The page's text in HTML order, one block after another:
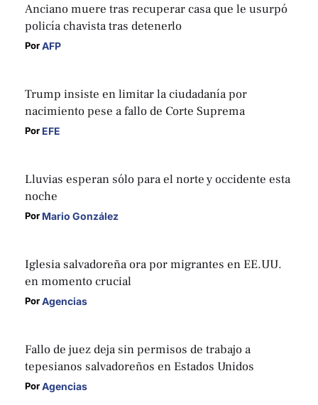
Anciano muere tras recuperar casa que le usurpó
policía chavista tras detenerlo
Por AFP
Trump insiste en limitar la ciudadanía por
nacimiento pese a fallo de Corte Suprema
Por EFE
Lluvias esperan sólo para el norte y occidente esta
noche
Por Mario González
Iglesia salvadoreña ora por migrantes en EE.UU.
en momento crucial
Por Agencias
Fallo de juez deja sin permisos de trabajo a
tepesianos salvadoreños en Estados Unidos
Por Agencias